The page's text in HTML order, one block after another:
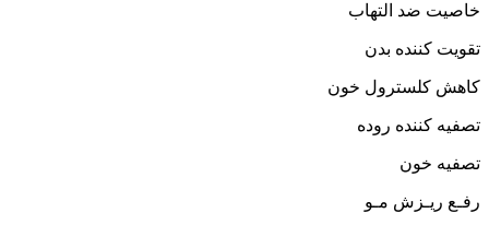
خاصیت ضد التهاب
تقویت کننده بدن
کاهش کلسترول خون
تصفیه کننده روده
تصفیه خون
رفـع ریـزش مـو